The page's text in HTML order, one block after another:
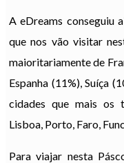
A eDreams conseguiu
que nos vão visitar
maioritariamente de
Espanha (11%), Suíça
cidades que mais os
Lisboa, Porto, Faro,
Para viajar nesta